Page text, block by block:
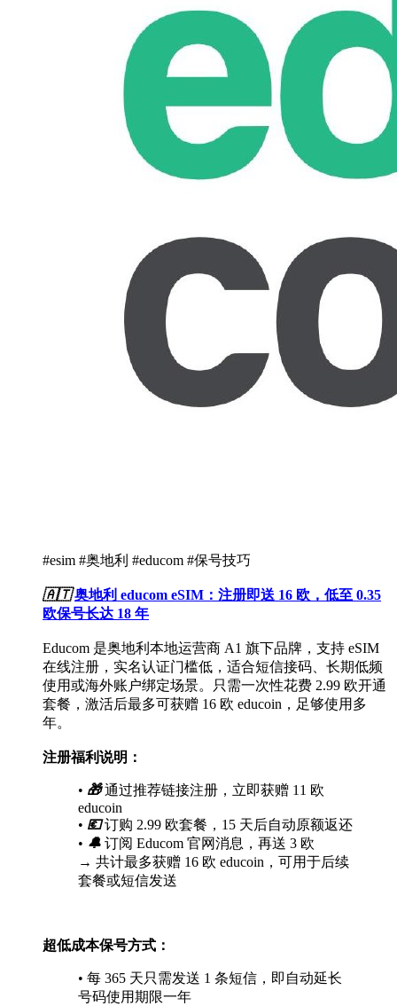
#esim #奥地利 #educom #保号技巧
🇦🇹 奥地利 educom eSIM：注册即送 16 欧，低至 0.35
欧保号长达 18 年
Educom 是奥地利本地运营商 A1 旗下品牌，支持 eSIM
在线注册，实名认证门槛低，适合短信接码、长期低频
使用或海外账户绑定场景。只需一次性花费 2.99 欧开通
套餐，激活后最多可获赠 16 欧 educoin，足够使用多
年。
注册福利说明：
• 🎁通过推荐链接注册，立即获赠 11 欧
educoin
• 💶订购 2.99 欧套餐，15 天后自动原额返还
• 🔔 订阅 Educom 官网消息，再送 3 欧
→ 共计最多获赠 16 欧 educoin，可用于后续
套餐或短信发送
超低成本保号方式：
• 每 365 天只需发送 1 条短信，即自动延长
号码使用期限一年